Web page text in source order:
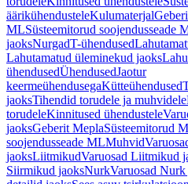
äärikühendusteleKulumaterjal
MLSüsteemitorud soojendusseade
jaoksNurgadT-ühendused
Lahutamatud üleminekud jaoks
ühendusedÜhendusedJaotur
keermeühendusegaKütteühendused
jaoksTihendid torudele ja muhvidele
torudeleKinnitused ühendustele
jaoksGeberit MeplaSüsteemitorud
soojendusseade MLMuhvid
jaoksLiitmikudVaruosad Liitmikud
Siirmikud jaoksNurkVaruosad Nurk